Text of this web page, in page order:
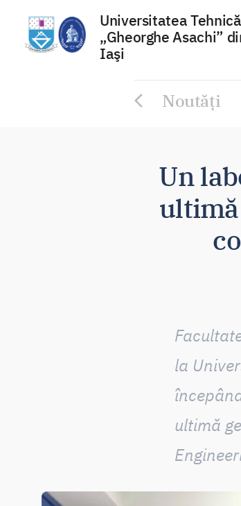
Universitatea Tehnică
„Gheorghe Asachi”
Iaşi
Noutăți
Un
ultimă
la
ultimă